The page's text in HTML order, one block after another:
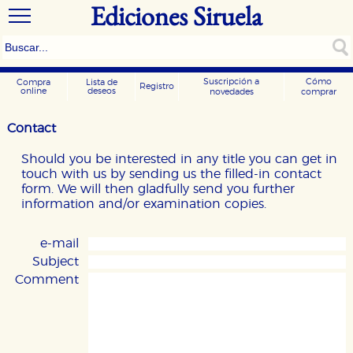
Ediciones Siruela
Compra
online
Lista de
deseos
Registro
Suscripción a
novedades
Cómo
comprar
Contact
Should you be interested in any title you can get in
touch with us by sending us the filled-in contact
form. We will then gladfully send you further
information and/or examination copies.
e-mail
Subject
Comment